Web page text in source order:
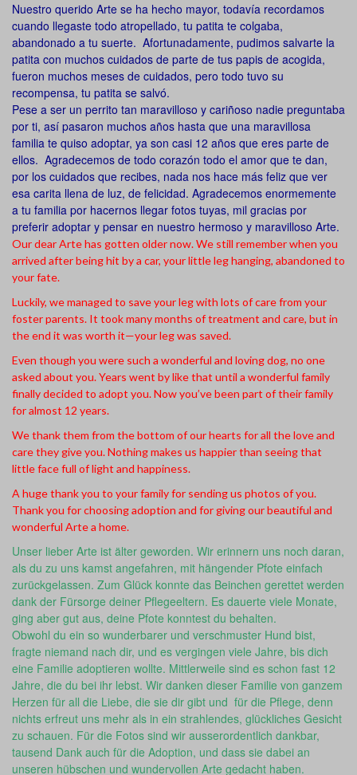
Nuestro querido Arte se ha hecho mayor, todavía recordamos
cuando llegaste todo atropellado, tu patita te colgaba,
abandonado a tu suerte. Afortunadamente, pudimos salvarte la
patita con muchos cuidados de parte de tus papis de acogida,
fueron muchos meses de cuidados, pero todo tuvo su
recompensa, tu patita se salvó.
Pese a ser un perrito tan maravilloso y cariñoso nadie preguntaba
por ti, así pasaron muchos años hasta que una maravillosa
familia te quiso adoptar, ya son casi 12 años que eres parte de
ellos. Agradecemos de todo corazón todo el amor que te dan,
por los cuidados que recibes, nada nos hace más feliz que ver
esa carita llena de luz, de felicidad. Agradecemos enormemente
a tu familia por hacernos llegar fotos tuyas, mil gracias por
preferir adoptar y pensar en nuestro hermoso y maravilloso Arte.
Our dear Arte has gotten older now. We still remember when you
arrived after being hit by a car, your little leg hanging, abandoned to
your fate.
Luckily, we managed to save your leg with lots of care from your
foster parents. It took many months of treatment and care, but in
the end it was worth it—your leg was saved.
Even though you were such a wonderful and loving dog, no one
asked about you. Years went by like that until a wonderful family
finally decided to adopt you. Now you’ve been part of their family
for almost 12 years.
We thank them from the bottom of our hearts for all the love and
care they give you. Nothing makes us happier than seeing that
little face full of light and happiness.
A huge thank you to your family for sending us photos of you.
Thank you for choosing adoption and for giving our beautiful and
wonderful Arte a home.
Unser lieber Arte ist älter geworden. Wir erinnern uns noch daran,
als du zu uns kamst angefahren, mit hängender Pfote einfach
zurückgelassen. Zum Glück konnte das Beinchen gerettet werden
dank der Fürsorge deiner Pflegeeltern. Es dauerte viele Monate,
ging aber gut aus, deine Pfote konntest du behalten.
Obwohl du ein so wunderbarer und verschmuster Hund bist,
fragte niemand nach dir, und es vergingen viele Jahre, bis dich
eine Familie adoptieren wollte. Mittlerweile sind es schon fast 12
Jahre, die du bei ihr lebst. Wir danken dieser Familie von ganzem
Herzen für all die Liebe, die sie dir gibt und für die Pflege, denn
nichts erfreut uns mehr als in ein strahlendes, glückliches Gesicht
zu schauen. Für die Fotos sind wir ausserordentlich dankbar,
tausend Dank auch für die Adoption, und dass sie dabei an
unseren hübschen und wundervollen Arte gedacht haben.